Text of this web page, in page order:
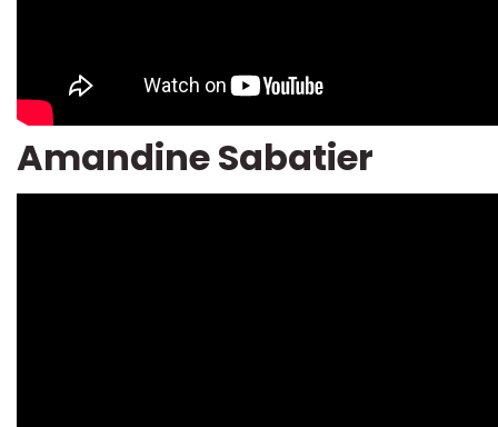
Amandine Sabatier